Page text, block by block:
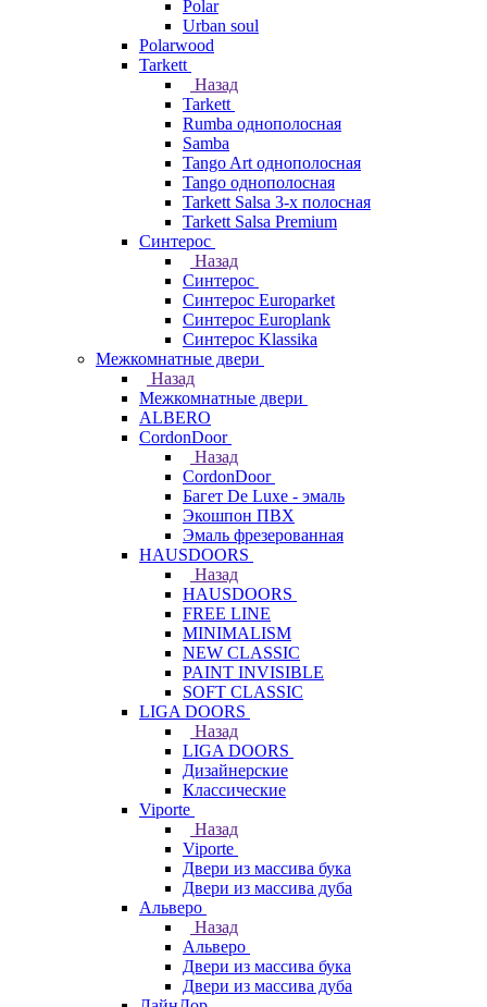
Polar
Urban soul
Polarwood
Tarkett
Назад
Tarkett
Rumba однополосная
Samba
Tango Art однополосная
Tango однополосная
Tarkett Salsa 3-х полосная
Tarkett Salsa Premium
Синтерос
Назад
Синтерос
Синтерос Europarket
Синтерос Europlank
Синтерос Klassika
Межкомнатные двери
Назад
Межкомнатные двери
ALBERO
CordonDoor
Назад
CordonDoor
Багет De Luxe - эмаль
Экошпон ПВХ
Эмаль фрезерованная
HAUSDOORS
Назад
HAUSDOORS
FREE LINE
MINIMALISM
NEW CLASSIC
PAINT INVISIBLE
SOFT CLASSIC
LIGA DOORS
Назад
LIGA DOORS
Дизайнерские
Классические
Viporte
Назад
Viporte
Двери из массива бука
Двери из массива дуба
Альверо
Назад
Альверо
Двери из массива бука
Двери из массива дуба